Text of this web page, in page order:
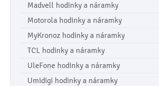
Madvell hodinky a náramky
Motorola hodinky a náramky
MyKronoz hodinky a náramky
TCL hodinky a náramky
UleFone hodinky a náramky
Umidigi hodinky a náramky